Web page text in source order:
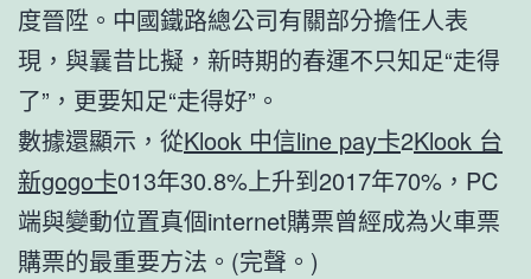
度晉陞。中國鐵路總公司有關部分擔任人表
現，與曩昔比擬，新時期的春運不只知足“走得
了”，更要知足“走得好”。
數據還顯示，從Klook 中信line pay卡2Klook 台
新gogo卡013年30.8%上升到2017年70%，PC
端與變動位置真個internet購票曾經成為火車票
購票的最重要方法。(完聲。)